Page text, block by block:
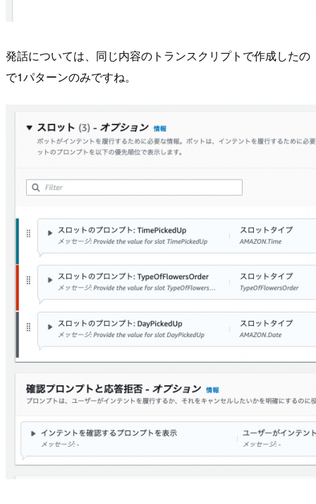
発話については、同じ内容のトランスクリプトで作成したの
で1パターンのみですね。